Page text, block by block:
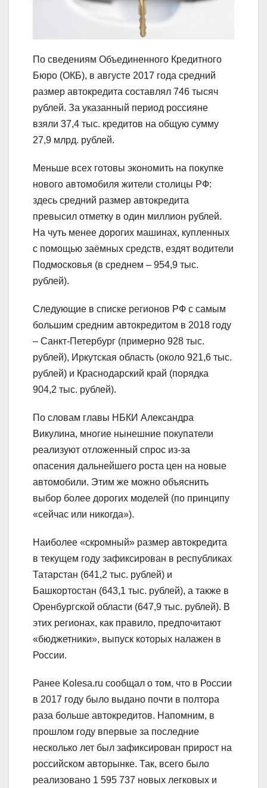
По сведениям Объединенного Кредитного
Бюро (ОКБ), в августе 2017 года средний
размер автокредита составлял 746 тысяч
рублей. За указанный период россияне
взяли 37,4 тыс. кредитов на общую сумму
27,9 млрд. рублей.
Меньше всех готовы экономить на покупке
нового автомобиля жители столицы РФ:
здесь средний размер автокредита
превысил отметку в один миллион рублей.
На чуть менее дорогих машинах, купленных
с помощью заёмных средств, ездят водители
Подмосковья (в среднем – 954,9 тыс.
рублей).
Следующие в списке регионов РФ с самым
большим средним автокредитом в 2018 году
– Санкт-Петербург (примерно 928 тыс.
рублей), Иркутская область (около 921,6 тыс.
рублей) и Краснодарский край (порядка
904,2 тыс. рублей).
По словам главы НБКИ Александра
Викулина, многие нынешние покупатели
реализуют отложенный спрос из-за
опасения дальнейшего роста цен на новые
автомобили. Этим же можно объяснить
выбор более дорогих моделей (по принципу
«сейчас или никогда»).
Наиболее «скромный» размер автокредита
в текущем году зафиксирован в республиках
Татарстан (641,2 тыс. рублей) и
Башкортостан (643,1 тыс. рублей), а также в
Оренбургской области (647,9 тыс. рублей). В
этих регионах, как правило, предпочитают
«бюджетники», выпуск которых налажен в
России.
Ранее Kolesa.ru сообщал о том, что в России
в 2017 году было выдано почти в полтора
раза больше автокредитов. Напомним, в
прошлом году впервые за последние
несколько лет был зафиксирован прирост на
российском авторынке. Так, всего было
реализовано 1 595 737 новых легковых и